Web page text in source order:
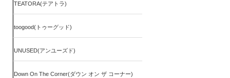
TEATORA(テアトラ)
toogood(トゥーグッド)
UNUSED(アンユーズド)
Down On The Corner(ダウン オン ザ コーナー)